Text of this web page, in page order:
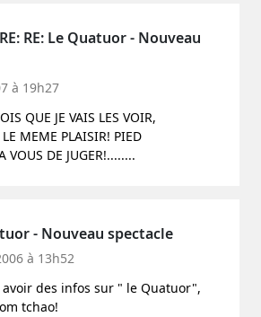
RE: RE: Le Quatuor - Nouveau
à 19h27
QUE JE VAIS LES VOIR,
LE MEME PLAISIR! PIED
VOUS DE JUGER!........
- Nouveau spectacle
à 13h52
des infos sur " le Quatuor",
tchao!